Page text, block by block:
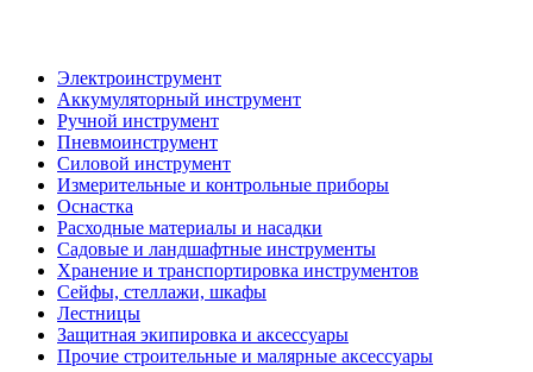
Электроинструмент
Аккумуляторный инструмент
Ручной инструмент
Пневмоинструмент
Силовой инструмент
Измерительные и контрольные приборы
Оснастка
Расходные материалы и насадки
Садовые и ландшафтные инструменты
Хранение и транспортировка инструментов
Сейфы, стеллажи, шкафы
Лестницы
Защитная экипировка и аксессуары
Прочие строительные и малярные аксессуары